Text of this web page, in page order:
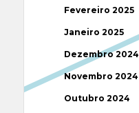
Fevereiro 2025
Janeiro 2025
Dezembro 2024
Novembro 2024
Outubro 2024